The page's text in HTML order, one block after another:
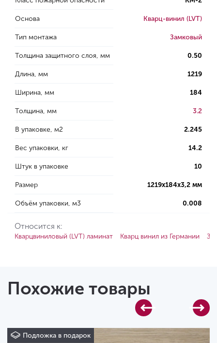
Основа Кварц-винил (LVT)
Тип монтажа Замковый
Толщина защитного слоя, мм 0.50
Длина, мм 1219
Ширина, мм 184
Толщина, мм 3.2
В упаковке, м2 2.245
Вес упаковки, кг 14.2
Штук в упаковке 10
Размер 1219х184х3,2 мм
Объём упаковки, м3 0.008
Относится к:
Кварцвиниловый (LVT) ламинат Кварц винил из Германии
Похожие товары
Подложка в подарок